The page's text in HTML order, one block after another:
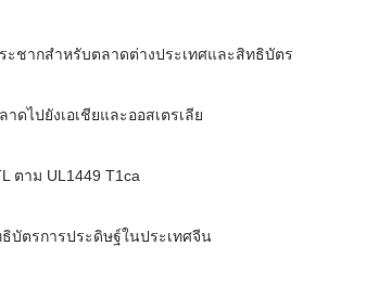
ชากสำหรับตลาดต่างประเทศและสิทธิบัตร
ดไปยังเอเชียและออสเตรเลีย
ตาม UL1449 T1ca
ธิบัตรการประดิษฐ์ในประเทศจีน